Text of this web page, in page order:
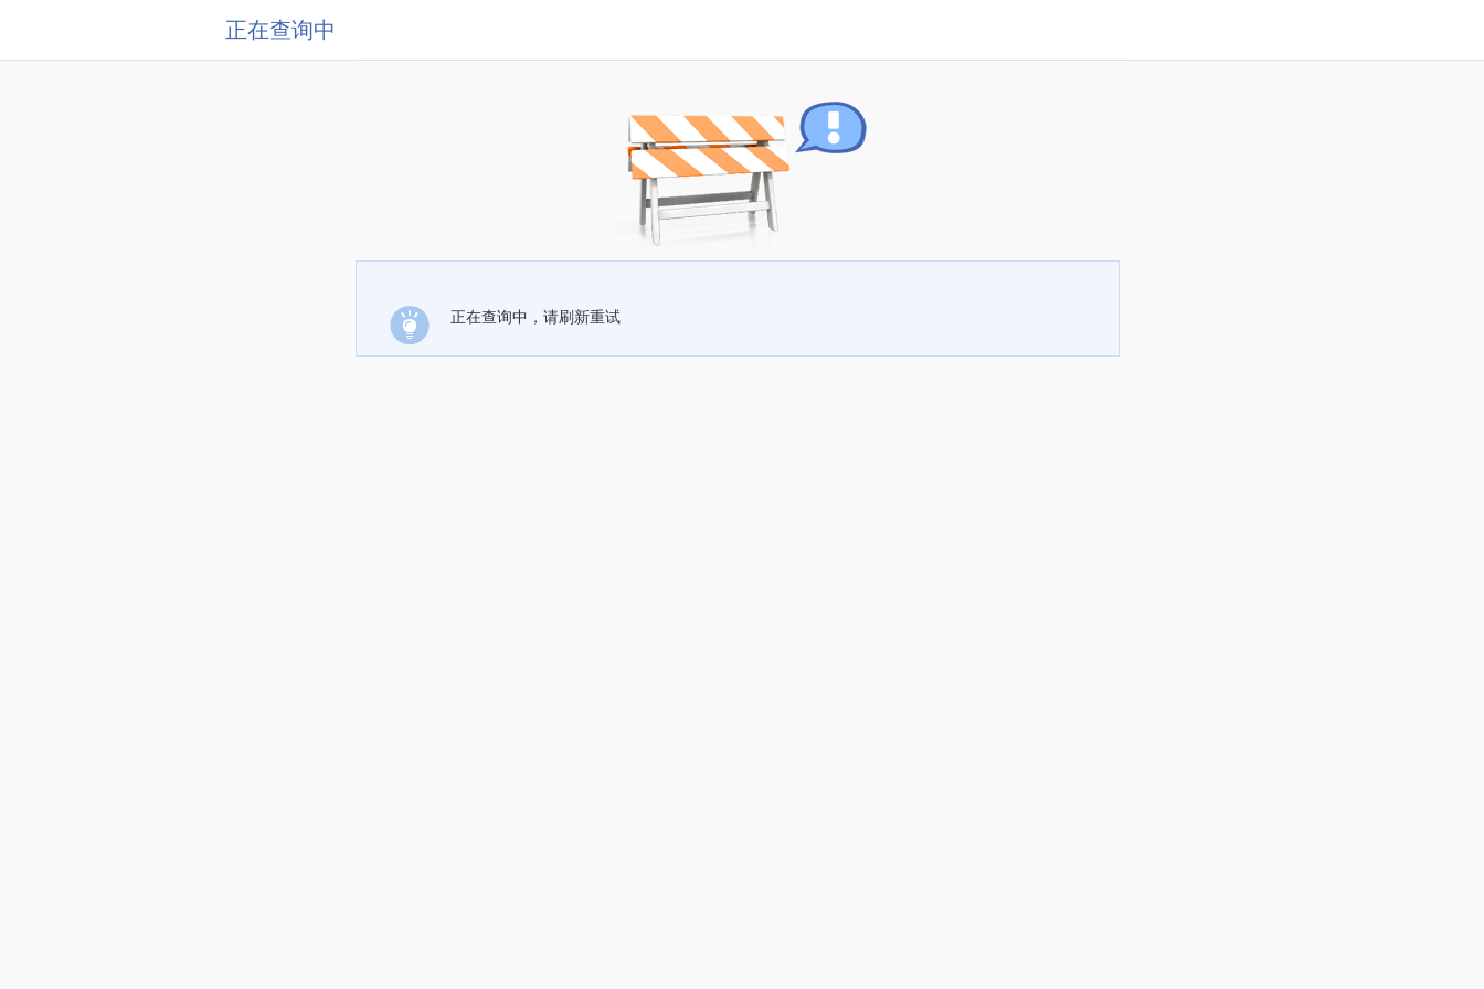
正在查询中
正在查询中，请刷新重试